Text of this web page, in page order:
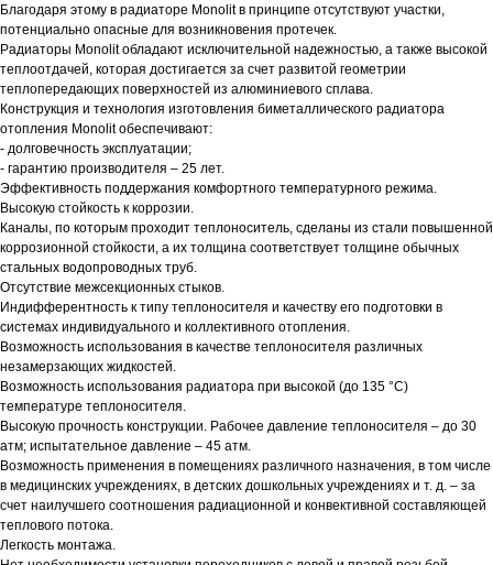
Благодаря этому в радиаторе Monolit в принципе отсутствуют участки,
потенциально опасные для возникновения протечек.
Радиаторы Monolit обладают исключительной надежностью, а также высокой
теплоотдачей, которая достигается за счет развитой геометрии
теплопередающих поверхностей из алюминиевого сплава.
Конструкция и технология изготовления биметаллического радиатора
отопления Monolit обеспечивают:
- долговечность эксплуатации;
- гарантию производителя – 25 лет.
Эффективность поддержания комфортного температурного режима.
Высокую стойкость к коррозии.
Каналы, по которым проходит теплоноситель, сделаны из стали повышенной
коррозионной стойкости, а их толщина соответствует толщине обычных
стальных водопроводных труб.
Отсутствие межсекционных стыков.
Индифферентность к типу теплоносителя и качеству его подготовки в
системах индивидуального и коллективного отопления.
Возможность использования в качестве теплоносителя различных
незамерзающих жидкостей.
Возможность использования радиатора при высокой (до 135 °С)
температуре теплоносителя.
Высокую прочность конструкции. Рабочее давление теплоносителя – до 30
атм; испытательное давление – 45 атм.
Возможность применения в помещениях различного назначения, в том числе
в медицинских учреждениях, в детских дошкольных учреждениях и т. д. – за
счет наилучшего соотношения радиационной и конвективной составляющей
теплового потока.
Легкость монтажа.